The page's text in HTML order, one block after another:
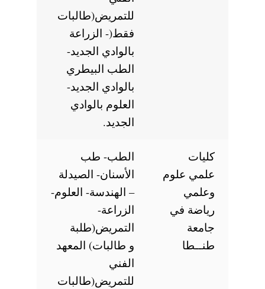
للتمريض(طالبات
فقط(- الزراعة
بالوادي الجديد-
الطب البيطري
بالوادي الجديد-
العلوم بالوادي
علمي علوم
الطب- طب
الأسنان- الصيدلة
– الهندسة- العلوم-
الزراعة-
التمريض(طلبة
و طالبات) المعهد
للتمريض(طالبات